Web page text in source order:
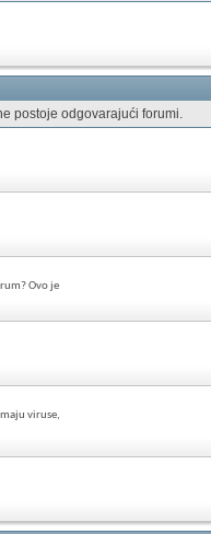
postoje odgovarajući forumi.
Ovo je
viruse,